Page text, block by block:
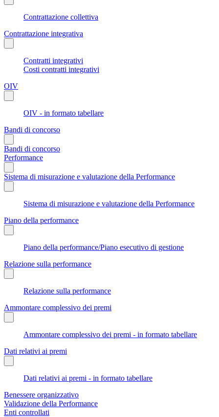
Contrattazione collettiva
Contrattazione integrativa
Contratti integrativi
Costi contratti integrativi
OIV
OIV - in formato tabellare
Bandi di concorso
Bandi di concorso
Performance
Sistema di misurazione e valutazione della Performance
Sistema di misurazione e valutazione della Performance
Piano della performance
Piano della performance/Piano esecutivo di gestione
Relazione sulla performance
Relazione sulla performance
Ammontare complessivo dei premi
Ammontare complessivo dei premi - in formato tabellare
Dati relativi ai premi
Dati relativi ai premi - in formato tabellare
Benessere organizzativo
Validazione della Performance
Enti controllati